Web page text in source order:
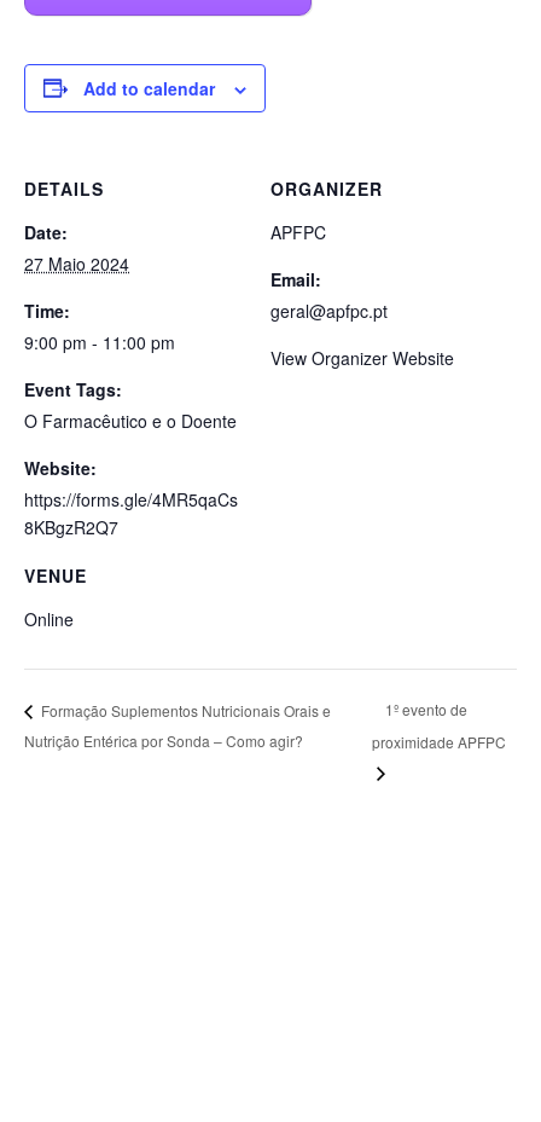
Add to calendar
DETAILS
Date:
27 Maio 2024
Time:
9:00 pm - 11:00 pm
Event Tags:
O Farmacêutico e o Doente
Website:
https://forms.gle/4MR5qaCs
8KBgzR2Q7
VENUE
Online
ORGANIZER
APFPC
Email:
geral@apfpc.pt
View Organizer Website
Formação Suplementos Nutricionais Orais e
Nutrição Entérica por Sonda – Como agir?
1º evento de
proximidade APFPC